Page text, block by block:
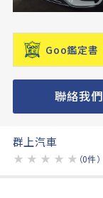
Goo鑑定書
聯絡我們
群上汽車
★ ★ ★ ★ ★ （0件）